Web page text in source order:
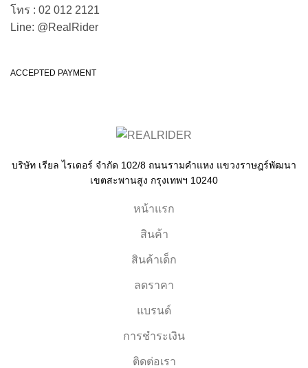
โทร : 02 012 2121
Line: @RealRider
ACCEPTED PAYMENT
บริษัท เรียล ไรเดอร์ จำกัด 102/8 ถนนรามคำแหง แขวงราษฎร์พัฒนา
เขตสะพานสูง กรุงเทพฯ 10240
หน้าแรก
สินค้า
สินค้าเด็ก
ลดราคา
แบรนด์
การชำระเงิน
ติดต่อเรา